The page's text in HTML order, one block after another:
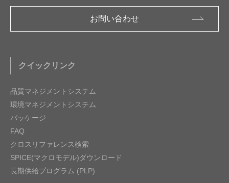
お問い合わせ
クイックリンク
品質マネジメントシステム
環境マネジメントシステム
パッケージ
FAQ
クロスリファレンス検索
SPICE(マクロモデル)ダウンロード
長期供給プログラム (PLP)